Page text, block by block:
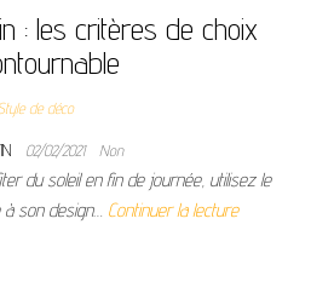
: les critères de choix
de déco
02/02/2021 Non
du soleil en fin de journée, utilisez le
à son design… Continuer la lecture